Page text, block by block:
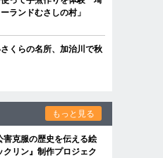
ランドむさしの村」
くらの名所、加治川で秋
もっと見る
害克服の歴史を伝える絵
クリン』制作プロジェク